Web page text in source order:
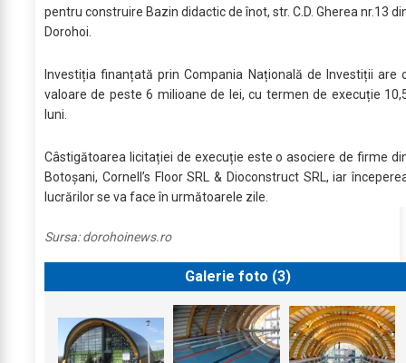
pentru construire Bazin didactic de înot, str. C.D. Gherea nr.13
Dorohoi.
Investiția finanțată prin Compania Națională de Investiții are
valoare de peste 6 milioane de lei, cu termen de execuție
luni.
Câstigătoarea licitației de execuție este o asociere de firme
Botoșani, Cornell’s Floor SRL & Dioconstruct SRL, iar
lucrărilor se va face în următoarele zile.
Sursa:dorohoinews.ro
Galerie foto (3)